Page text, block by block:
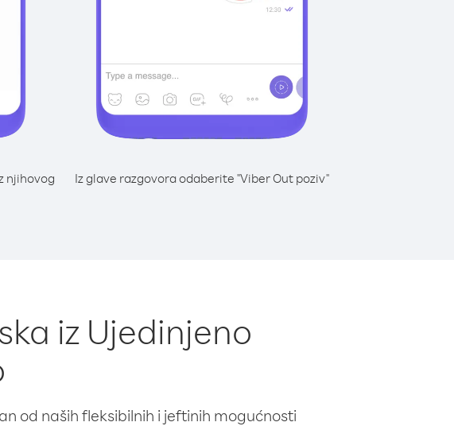
njihovog
Iz glave razgovora odaberite "Viber Out poziv"
iz Ujedinjeno
od naših fleksibilnih i jeftinih mogućnosti